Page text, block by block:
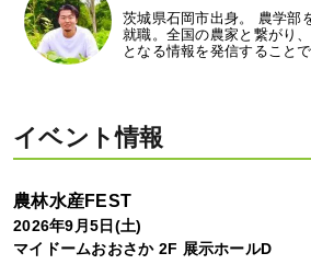
茨城県石岡市出身。 農学部
就職。全国の農家と繋がり
となる情報を発信すること
イベント情報
農林水産FEST
2026年9月5日(土)
マイドームおおさか 2F 展示ホールD